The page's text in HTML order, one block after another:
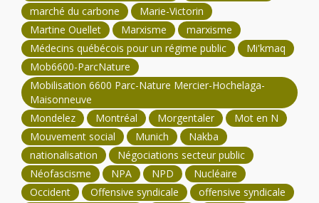
marché du carbone
Marie-Victorin
Martine Ouellet
Marxisme
marxisme
Médecins québécois pour un régime public
Mi'kmaq
Mob6600-ParcNature
Mobilisation 6600 Parc-Nature Mercier-Hochelaga-
Maisonneuve
Mondelez
Montréal Morgentaler
Mot en N
Mouvement social
Munich
Nakba
nationalisation
Négociations secteur public
Néofascisme
NPA NPD
Nucléaire
Occident
Offensive syndicale
offensive syndicale